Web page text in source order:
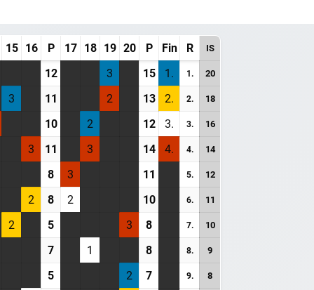
15 16 P 17 18 19 20 P Fin R IS
12 3 15 1. 1. 20
3 11 2 13 2. 2. 18
10 2 12 3. 3. 16
3 11 3 14 4. 4. 14
8 3 11 5. 12
2 8 2 10 6. 11
2 5 3 8 7. 10
7 1 8 8. 9
5 2 7 9. 8